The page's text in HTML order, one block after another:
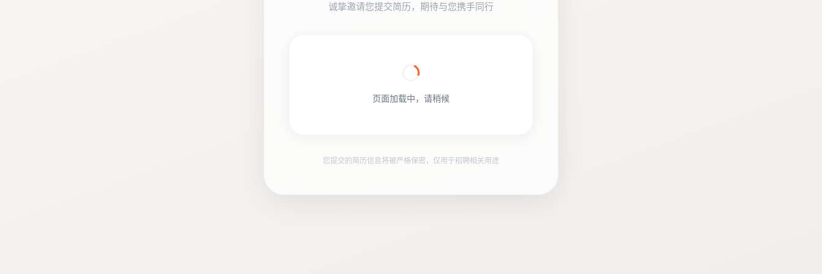
诚挚邀请您提交简历，期待与您携手同行
页面加载中，请稍候
您提交的简历信息将被严格保密，仅用于招聘相关用途